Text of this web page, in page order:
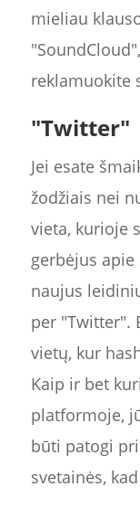
mieliau
reklamuokite
"Twitter"
Jei esate
žodžiais nei
vieta, kurioje
gerbėjus
naujus
per "Twitter".
vietų, kur
Kaip ir bet
platformoje,
būti patogi
svetainės,